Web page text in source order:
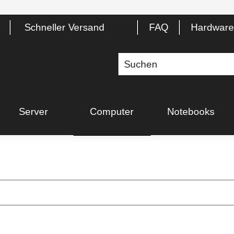
FAQ
Schneller Versand
Server Computer Notebooks